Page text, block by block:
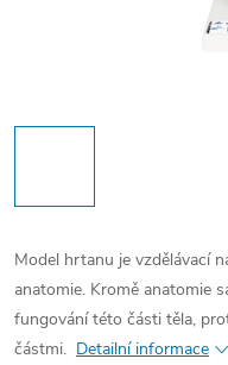
Model hrtanu je vzdělávací
anatomie. Kromě anatomie
fungování této části těla,
částmi. Detailní informace